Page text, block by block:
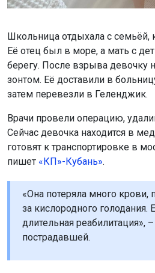
Школьница отдыхала с семьёй,
Её отец был в море, а мать с
берегу. После взрыва девочку
зонтом. Её доставили в
затем перевезли в Геленджик.
Врачи провели операцию,
Сейчас девочка находится в
готовят к транспортировке в
пишет «КП»-Кубань».
«Она потеряла много
за кислородного голодания.
длительная реабилитация»,
пострадавшей.